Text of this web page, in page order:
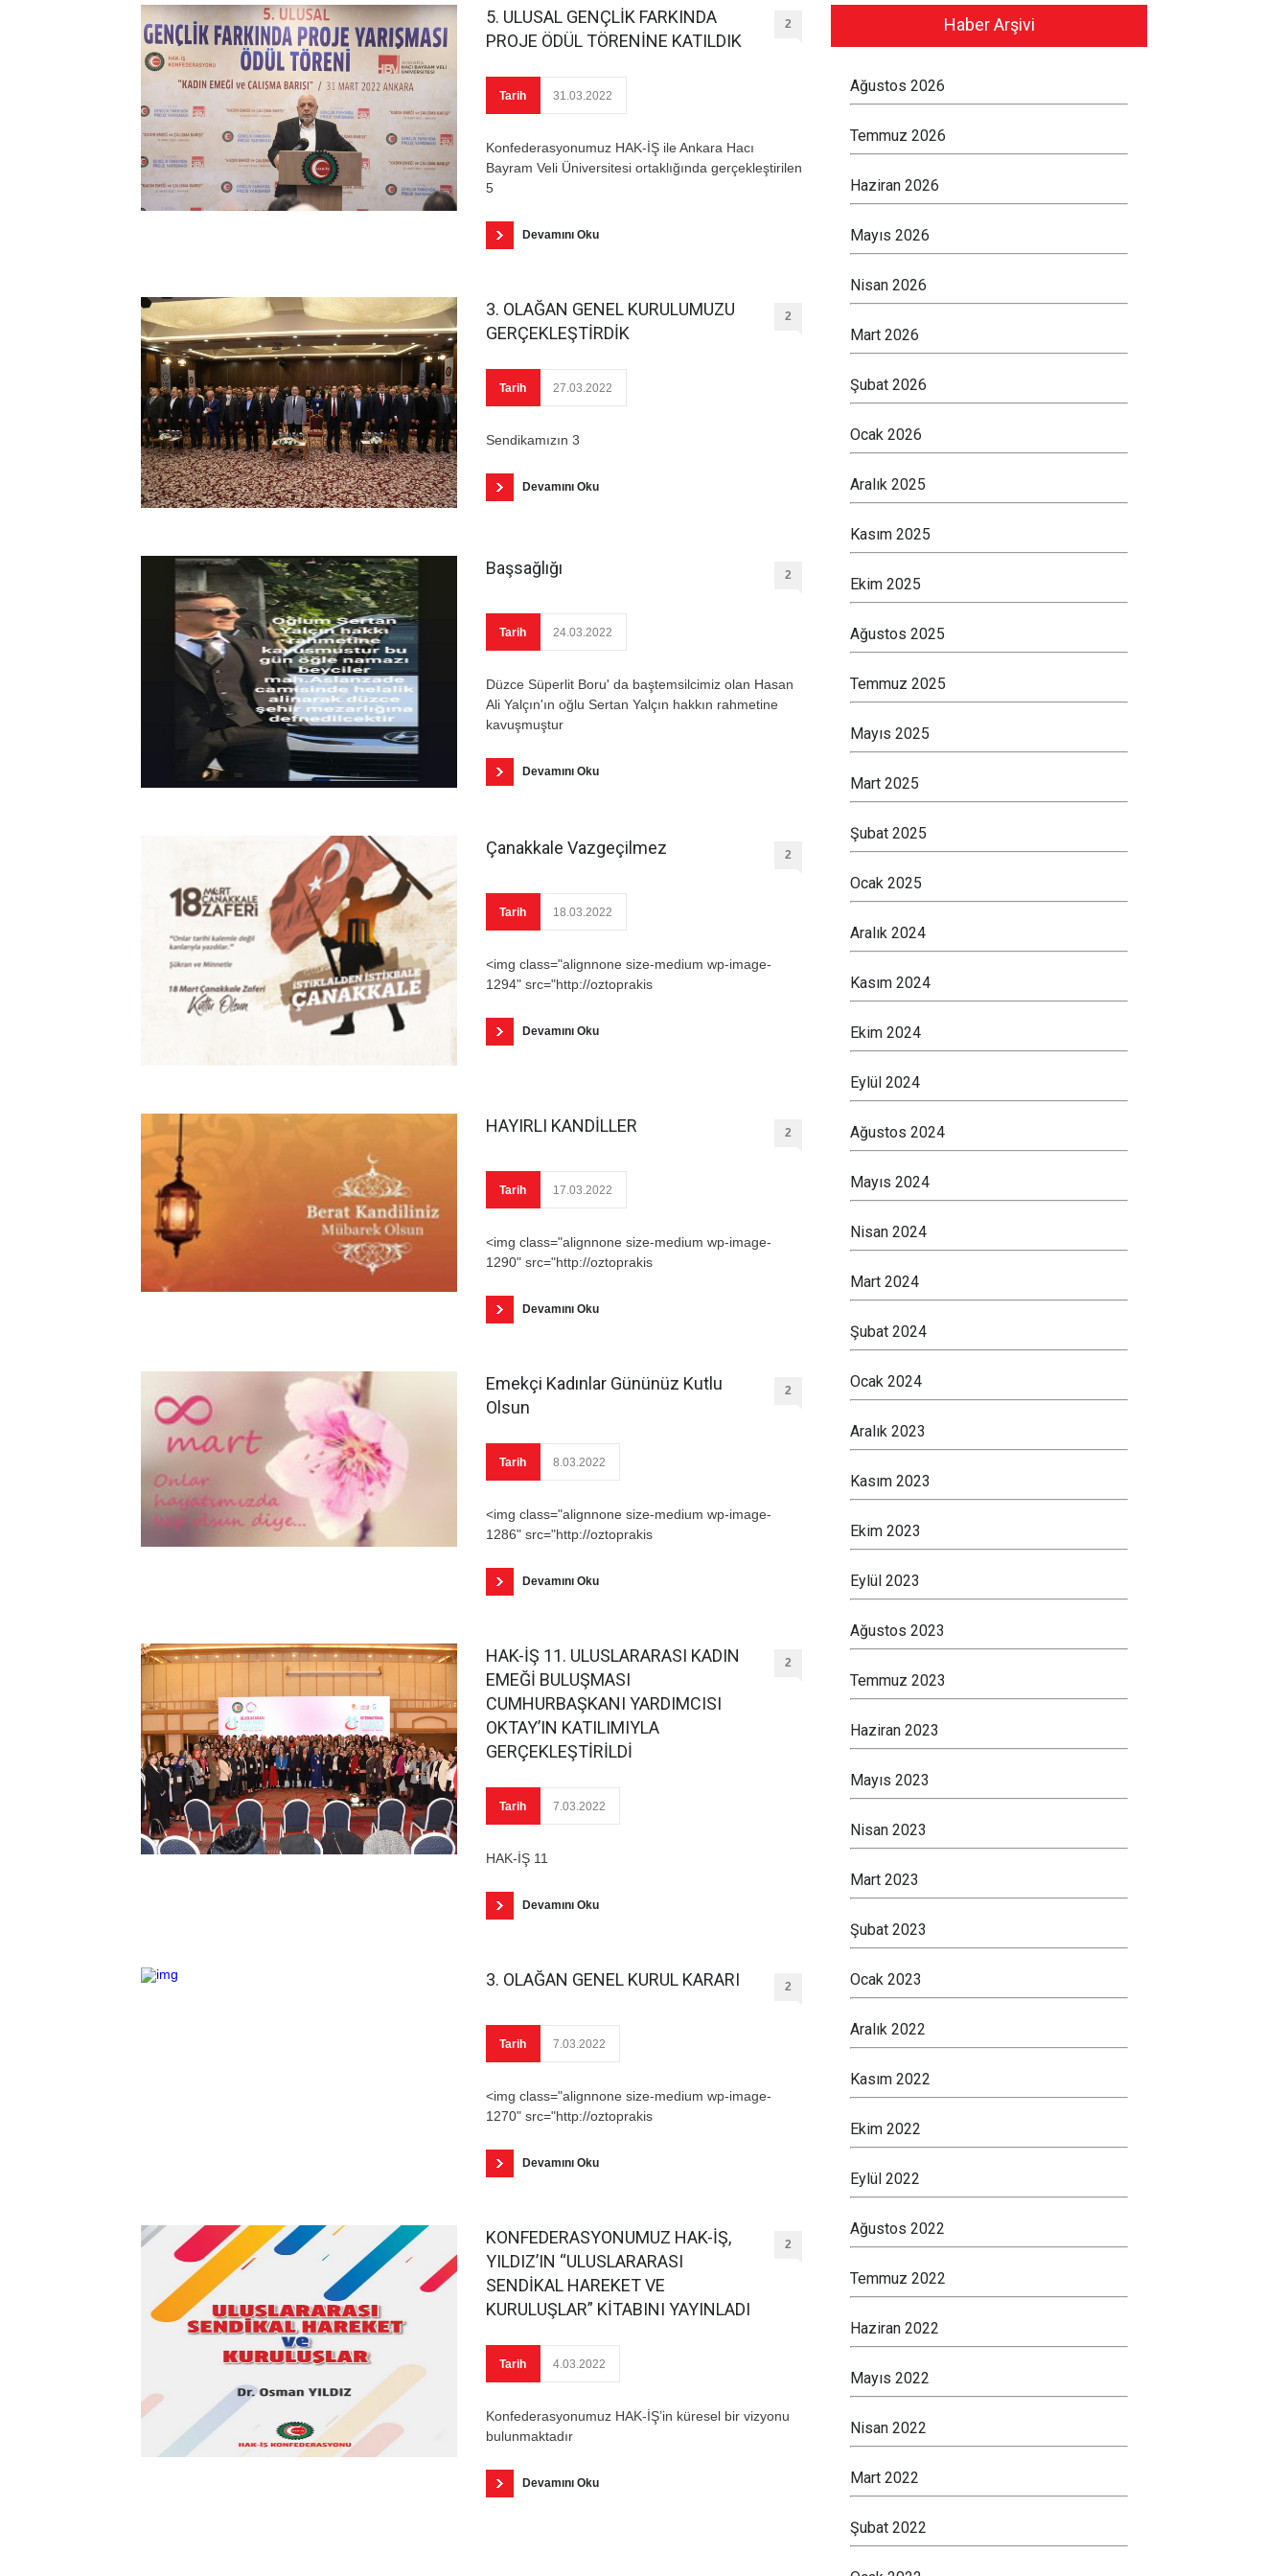
5. ULUSAL GENÇLİK FARKINDA
PROJE ÖDÜL TÖRENİNE KATILDIK
2
Tarih 31.03.2022
Konfederasyonumuz HAK-İŞ ile Ankara Hacı
Bayram Veli Üniversitesi ortaklığında gerçekleştirilen
5
Devamını Oku
3. OLAĞAN GENEL KURULUMUZU
GERÇEKLEŞTİRDİK
2
Tarih 27.03.2022
Sendikamızın 3
Devamını Oku
Başsağlığı 2
Tarih 24.03.2022
Düzce Süperlit Boru' da baştemsilcimiz olan Hasan
Ali Yalçın'ın oğlu Sertan Yalçın hakkın rahmetine
kavuşmuştur
Devamını Oku
Çanakkale Vazgeçilmez 2
Tarih 18.03.2022
<img class="alignnone size-medium wp-image-
1294" src="http://oztoprakis
Devamını Oku
HAYIRLI KANDİLLER 2
Tarih 17.03.2022
<img class="alignnone size-medium wp-image-
1290" src="http://oztoprakis
Devamını Oku
Emekçi Kadınlar Gününüz Kutlu
Olsun
2
Tarih 8.03.2022
<img class="alignnone size-medium wp-image-
1286" src="http://oztoprakis
Devamını Oku
HAK-İŞ 11. ULUSLARARASI KADIN
EMEĞİ BULUŞMASI
CUMHURBAŞKANI YARDIMCISI
OKTAY’IN KATILIMIYLA
GERÇEKLEŞTİRİLDİ
2
Tarih 7.03.2022
HAK-İŞ 11
Devamını Oku
3. OLAĞAN GENEL KURUL KARARI 2
Tarih 7.03.2022
<img class="alignnone size-medium wp-image-
1270" src="http://oztoprakis
Devamını Oku
KONFEDERASYONUMUZ HAK-İŞ,
YILDIZ’IN “ULUSLARARASI
SENDİKAL HAREKET VE
KURULUŞLAR” KİTABINI YAYINLADI
2
Tarih 4.03.2022
Konfederasyonumuz HAK-İŞ’in küresel bir vizyonu
bulunmaktadır
Devamını Oku
Haber Arşivi
Ağustos 2026
Temmuz 2026
Haziran 2026
Mayıs 2026
Nisan 2026
Mart 2026
Şubat 2026
Ocak 2026
Aralık 2025
Kasım 2025
Ekim 2025
Ağustos 2025
Temmuz 2025
Mayıs 2025
Mart 2025
Şubat 2025
Ocak 2025
Aralık 2024
Kasım 2024
Ekim 2024
Eylül 2024
Ağustos 2024
Mayıs 2024
Nisan 2024
Mart 2024
Şubat 2024
Ocak 2024
Aralık 2023
Kasım 2023
Ekim 2023
Eylül 2023
Ağustos 2023
Temmuz 2023
Haziran 2023
Mayıs 2023
Nisan 2023
Mart 2023
Şubat 2023
Ocak 2023
Aralık 2022
Kasım 2022
Ekim 2022
Eylül 2022
Ağustos 2022
Temmuz 2022
Haziran 2022
Mayıs 2022
Nisan 2022
Mart 2022
Şubat 2022